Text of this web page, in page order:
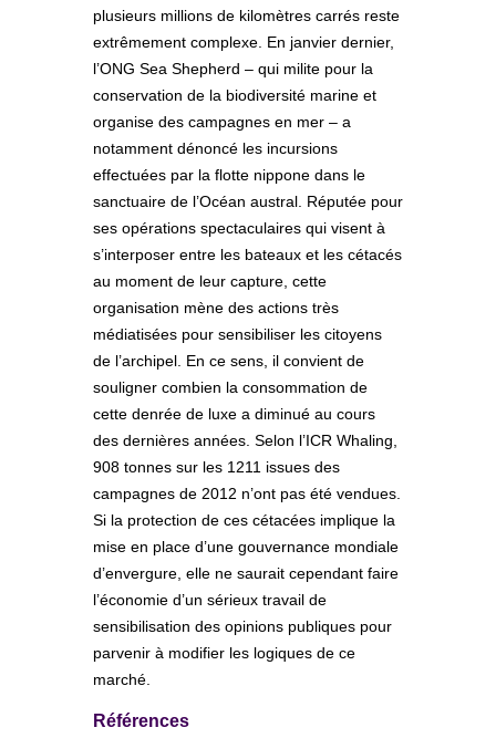
plusieurs millions de kilomètres carrés reste
extrêmement complexe. En janvier dernier,
l’ONG Sea Shepherd – qui milite pour la
conservation de la biodiversité marine et
organise des campagnes en mer – a
notamment dénoncé les incursions
effectuées par la flotte nippone dans le
sanctuaire de l’Océan austral. Réputée pour
ses opérations spectaculaires qui visent à
s’interposer entre les bateaux et les cétacés
au moment de leur capture, cette
organisation mène des actions très
médiatisées pour sensibiliser les citoyens
de l’archipel. En ce sens, il convient de
souligner combien la consommation de
cette denrée de luxe a diminué au cours
des dernières années. Selon l’ICR Whaling,
908 tonnes sur les 1211 issues des
campagnes de 2012 n’ont pas été vendues.
Si la protection de ces cétacées implique la
mise en place d’une gouvernance mondiale
d’envergure, elle ne saurait cependant faire
l’économie d’un sérieux travail de
sensibilisation des opinions publiques pour
parvenir à modifier les logiques de ce
marché.
Références